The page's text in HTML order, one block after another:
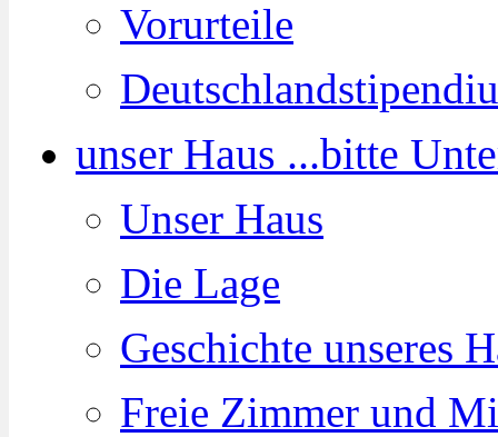
Vorurteile
unser Haus ...bitte
Unser Haus
Die Lage
Geschichte unseres
Freie Zimmer und